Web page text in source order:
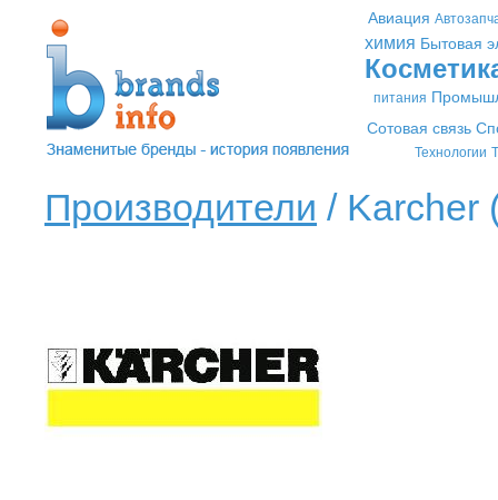
Авиация
химия Бытовая
питания
Сотовая связь
Технологии
Производители / Karcher